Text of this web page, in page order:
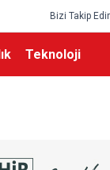
Bizi Takip
Teknoloji